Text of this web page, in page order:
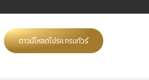
ดาวน์โหลดโปรแกรมทัวร์